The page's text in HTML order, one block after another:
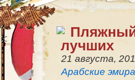
лучших
21 августа,
Арабские